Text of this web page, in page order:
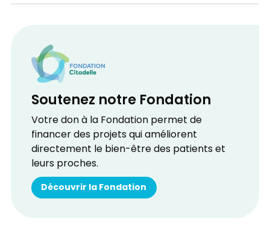
Soutenez notre Fondation
Votre don à la Fondation permet de
financer des projets qui améliorent
directement le bien-être des patients et
leurs proches.
Découvrir la Fondation